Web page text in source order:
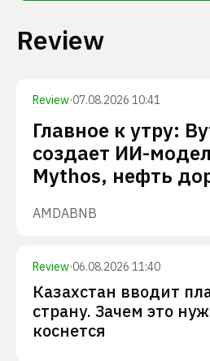
Review
Review·07.08.2026 10:41
Главное к утру:
создает ИИ-
Mythos, нефть
AMDABNB
Review·06.08.2026 11:40
Казахстан вводит
страну. Зачем это
коснется